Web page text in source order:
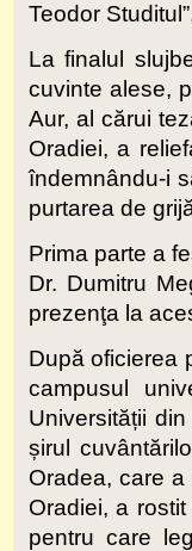
Teodor
La finalul
cuvinte alese,
Aur, al cărui
Oradiei, a
îndemnându-i
purtarea de
Prima parte a
Dr. Dumitru
prezenţa la
După oficierea
campusul
Universității
șirul
Oradea, care
Oradiei, a
pentru care